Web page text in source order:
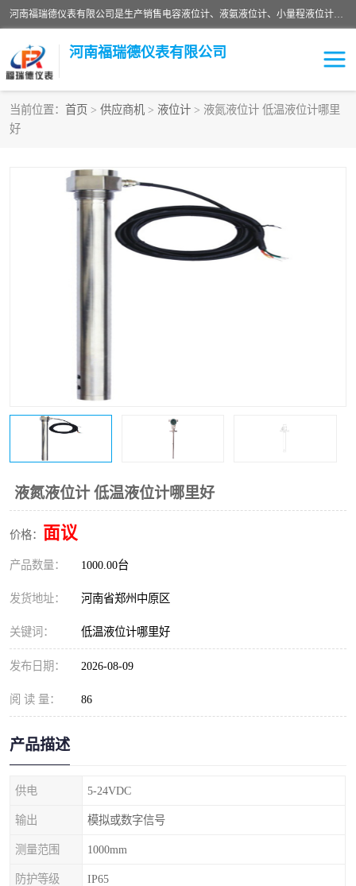
河南福瑞德仪表有限公司是生产销售电容液位计、液氨液位计、小量程液位计定制、智能锅炉水位计、液氮液位计等；并在产品开发、研制的过程中，吸取国内外仪器仪表的技术精华，建立了一支高、精、尖的科研开发队伍，使产品性能不断升级。
河南福瑞德仪表有限公司
当前位置： 首页 > 供应商机 > 液位计 > 液氮液位计 低温液位计哪里
好
液氮液位计 低温液位计哪里好
价格： 面议
产品数量： 1000.00台
发货地址： 河南省郑州中原区
关键词： 低温液位计哪里好
发布日期： 2026-08-09
阅 读 量： 86
产品描述
供电 5-24VDC
输出 模拟或数字信号
测量范围 1000mm
防护等级 IP65
压力传感器
液氮液位计
液位计传感器定制
液氨液位计
油量传感器
温度变送器
流量仪表